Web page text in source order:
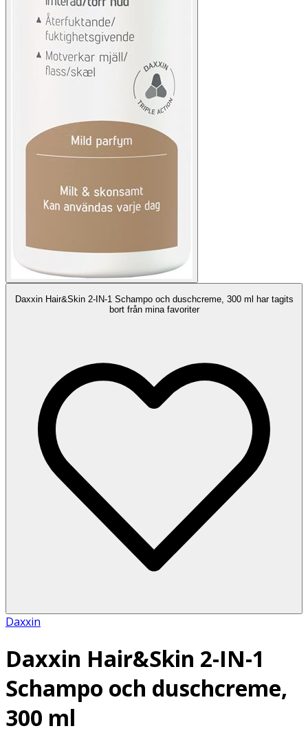
Daxxin Hair&Skin 2-IN-1 Schampo och duschcreme, 300 ml har tagits
bort från mina favoriter
Daxxin
Daxxin Hair&Skin 2-IN-1
Schampo och duschcreme,
300 ml